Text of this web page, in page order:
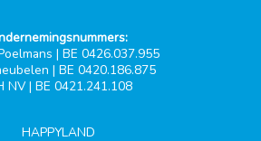
| BE 0426.037.955
| BE 0420.186.875
NV | BE 0421.241.108
HAPPYLAND